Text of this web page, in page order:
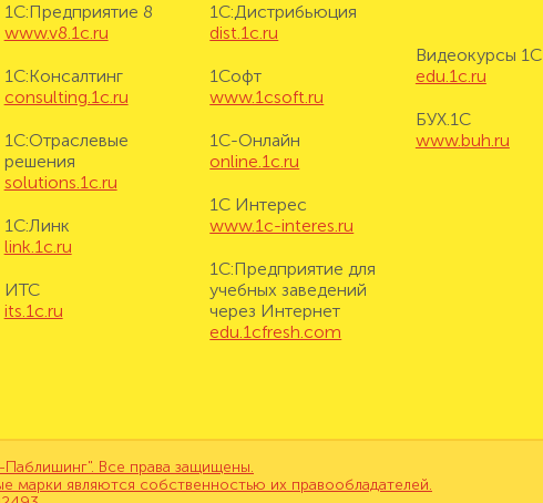
1С:Предприятие 8
www.v8.1c.ru
1С:Консалтинг
consulting.1c.ru
1С:Отраслевые
решения
solutions.1c.ru
1С:Линк
link.1c.ru
ИТС
its.1c.ru
1С:Дистрибьюция
dist.1c.ru
1Софт
www.1csoft.ru
1С-Онлайн
online.1c.ru
1С Интерес
www.1c-interes.ru
1С:Предприятие для
учебных заведений
через Интернет
edu.1cfresh.com
Видеокурсы 1С
edu.1c.ru
БУХ.1С
www.buh.ru
Все права защищены.
марки являются собственностью их правообладателей.